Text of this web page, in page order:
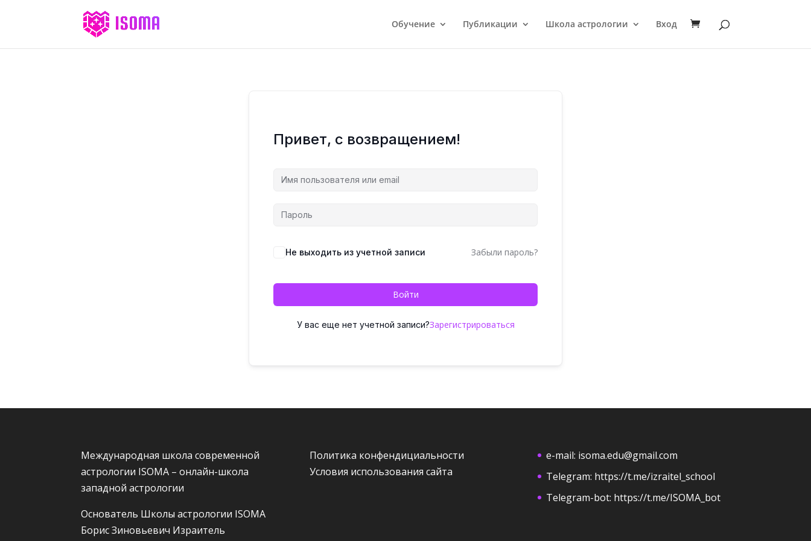
Обучение Публикации Школа астрологии Вход
Привет, с возвращением!
Не выходить из учетной записи Забыли пароль?
Войти
У вас еще нет учетной записи?Зарегистрироваться
Международная школа современной
астрологии ISOMA – онлайн-школа
западной астрологии
Основатель Школы астрологии ISOMA
Борис Зиновьевич Израитель
Политика конфендициальности
Условия использования сайта
e-mail: isoma.edu@gmail.com
Telegram: https://t.me/izraitel_school
Telegram-bot: https://t.me/ISOMA_bot